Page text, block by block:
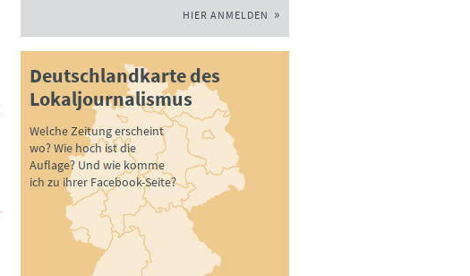
HIER ANMELDEN
Deutschlandkarte des
Lokaljournalismus
Welche Zeitung erscheint
wo? Wie hoch ist die
Auflage? Und wie komme
ich zu ihrer Facebook-Seite?